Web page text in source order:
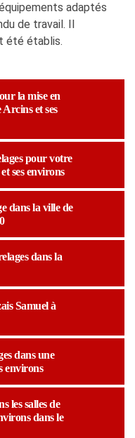
adaptés
de travail. Il
été établis.
la mise en
et ses
pour votre
ses environs
dans la ville de
dans la
Samuel à
dans une
environs
les salles de
dans le